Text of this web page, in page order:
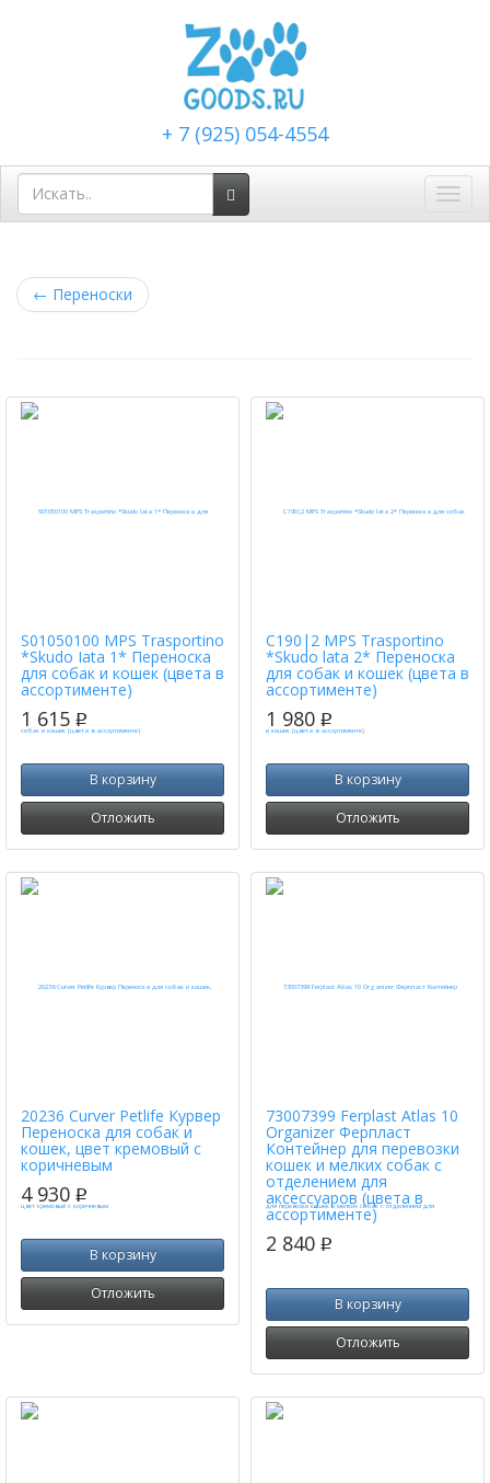
+ 7 (925) 054-4554
← Переноски
S01050100 MPS Trasportino
*Skudo Iata 1* Переноска
для собак и кошек (цвета в
ассортименте)
1 615 p
В корзину
Отложить
C190|2 MPS Trasportino
*Skudo lata 2* Переноска
для собак и кошек (цвета в
ассортименте)
1 980 p
В корзину
Отложить
20236 Curver Petlife Курвер
Переноска для собак и
кошек, цвет кремовый с
коричневым
4 930 p
В корзину
Отложить
73007399 Ferplast Atlas 10
Organizer Ферпласт
Контейнер для перевозки
кошек и мелких собак с
отделением для
аксессуаров (цвета в
ассортименте)
2 840 p
В корзину
Отложить